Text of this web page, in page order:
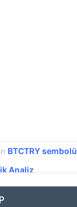
BTCTRY sembolü
Analiz